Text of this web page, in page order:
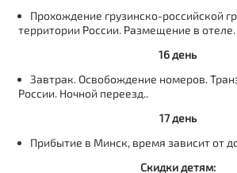
Прохождение грузинско-российской
территории России. Размещение в отеле.
16 день
Завтрак. Освобождение номеров.
России. Ночной переезд..
17 день
Прибытие в Минск, время зависит от
Скидки детям: